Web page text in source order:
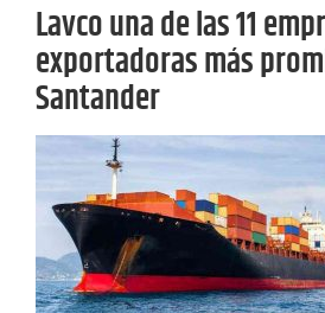
Lavco una de las 11
exportadoras más
Santander